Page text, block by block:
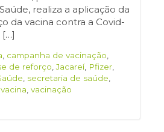
realiza a aplicação da
da vacina contra a Covid-
[…]
campanha de vacinação
de reforço ,Jacareí, Pfizer
secretaria de saúde
vacina vacinação